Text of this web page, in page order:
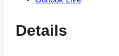
Details